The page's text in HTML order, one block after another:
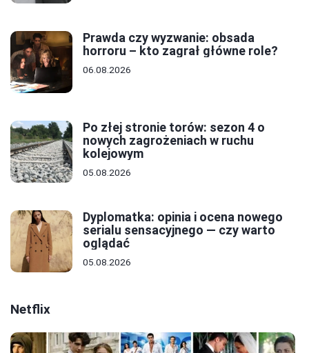
Prawda czy wyzwanie: obsada
horroru – kto zagrał główne role?
06.08.2026
Po złej stronie torów: sezon 4 o
nowych zagrożeniach w ruchu
kolejowym
05.08.2026
Dyplomatka: opinia i ocena nowego
serialu sensacyjnego — czy warto
oglądać
05.08.2026
Netflix